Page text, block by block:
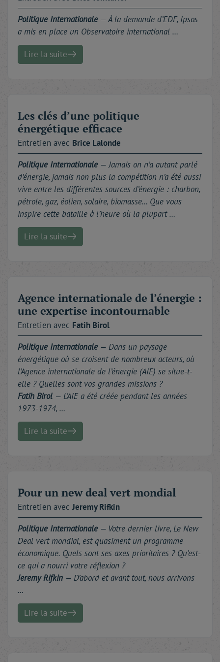
Politique Internationale— À la demande d’EDF, Ipsos
a mis en place un Observatoire international …
Lire la suite
Les clés d’une politique
énergétique efficace
Entretien avec Brice Lalonde
Politique Internationale— Jamais on n’a autant parlé
d’énergie, jamais non plus la compétition n’a été aussi
vive entre les différentes sources d’énergie : charbon,
pétrole, gaz, éolien, solaire, biomasse… Que vous
inspire cette bataille à l’heure où la plupart …
Lire la suite
Agence internationale de l’énergie :
une expertise incontournable
Entretien avec Fatih Birol
Politique Internationale— Dans un paysage
énergétique où se croisent de nombreux acteurs, où
l’Agence internationale de l’énergie (AIE) se situe-t-
elle ? Quelles sont vos grandes missions ?
Fatih Birol — L’AIE a été créée pendant les années
1973-1974, …
Lire la suite
Pour un new deal vert mondial
Entretien avecJeremyRifkin
Politique Internationale— Votre dernier livre, Le New
Deal vert mondial, est quasiment un programme
économique. Quels sont ses axes prioritaires ? Qu’est-
ce qui a nourri votre réflexion ?
Jeremy Rifkin — D’abord et avant tout, nous arrivons
…
Lire la suite